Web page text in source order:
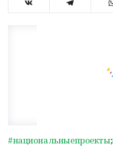
#национальныепроекты;